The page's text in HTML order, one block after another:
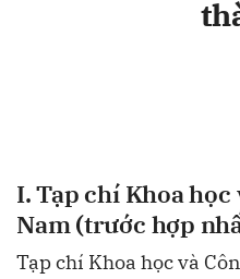
I. Tạp chí Khoa học
Nam (trước hợp
Tạp chí Khoa học và